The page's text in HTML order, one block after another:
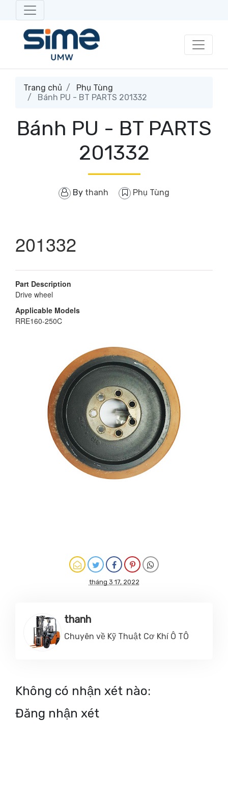
Trang chủ
Phụ Tùng
Bánh PU - BT PARTS 201332
Bánh PU - BT PARTS
201332
By thanh Phụ Tùng
201332
Part Description
Drive wheel
Applicable Models
RRE160-250C
tháng 3 17, 2022
thanh
Chuyên về Kỹ Thuật Cơ Khí Ô TÔ
Không có nhận xét nào:
Đăng nhận xét